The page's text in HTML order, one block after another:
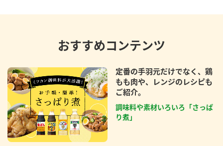
おすすめコンテンツ
定番の手羽元だけでなく、鶏
もも肉や、レンジのレシピも
ご紹介。
調味料や素材いろいろ「さっぱ
り煮」